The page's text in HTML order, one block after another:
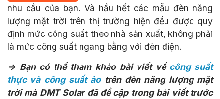
nhu cầu của bạn. Và hầu hết các mẫu đèn năng
lượng mặt trời trên thị trường hiện đều được quy
định mức công suất theo nhà sản xuất, không phải
là mức công suất ngang bằng với đèn điện.
-> Bạn có thể tham khảo bài viết về công suất
thực và công suất ảo trên đèn năng lượng mặt
trời mà DMT Solar đã đề cập trong bài viết trước